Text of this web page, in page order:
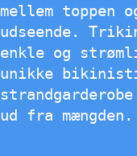
mellem toppen
udseende.
enkle og
unikke
ud fra mængden.